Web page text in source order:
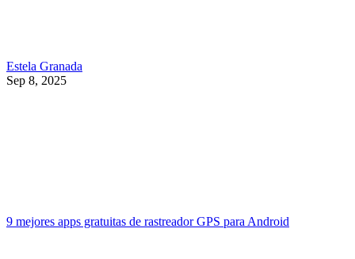
Estela Granada
Sep 8, 2025
9 mejores apps gratuitas de rastreador GPS para Android